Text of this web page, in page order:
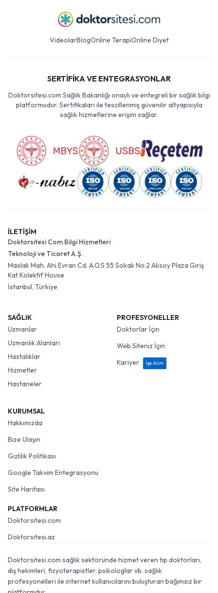
VideolarBlogOnline TerapiOnline Diyet
SERTİFİKA VE ENTEGRASYONLAR
Doktorsitesi.com Sağlık Bakanlığı onaylı ve entegreli bir sağlık bilgi
platformudur. Sertifikaları ile tescillenmiş güvenilir altyapısıyla
sağlık hizmetlerine erişim sağlar.
İLETİŞİM
Doktorsitesi Com Bilgi Hizmetleri
Teknoloji ve Ticaret A.Ş.
Maslak Mah. Ahi Evran Cd. A.O.S 55 Sokak No:2 Aksoy Plaza Giriş
Kat Kolektif House
İstanbul, Türkiye
SAĞLIK
Uzmanlar
Uzmanlık Alanları
Hastalıklar
Hizmetler
Hastaneler
PROFESYONELLER
Doktorlar İçin
Web Siteniz İçin
Kariyer
İşe Alım
KURUMSAL
Hakkımızda
Bize Ulaşın
Gizlilik Politikası
Google Takvim Entegrasyonu
Site Haritası
PLATFORMLAR
Doktorsitesi.com
Doktorsitesi.az
Doktorsitesi.com sağlık sektöründe hizmet veren tıp doktorları,
diş hekimleri, fizyoterapistler, psikologlar vb. sağlık
profesyonelleri ile internet kullanıcılarını buluşturan bağımsız bir